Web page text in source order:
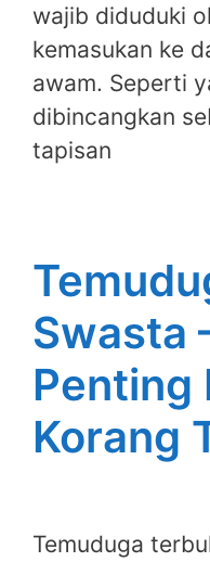
wajib diduduki
kemasukan ke
awam. Seperti
dibincangkan
tapisan
Swasta
Penting
Korang
Temuduga